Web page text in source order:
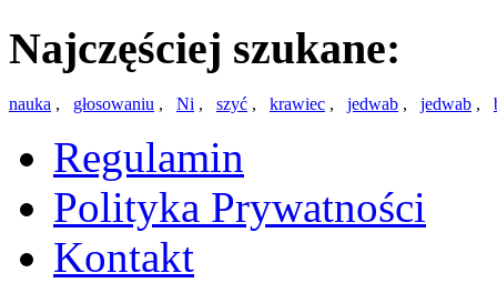
Najczęściej szukane:
nauka , głosowaniu , Ni , szyć , krawiec , jedwab , jedwab ,
Regulamin
Polityka Prywatności
Kontakt